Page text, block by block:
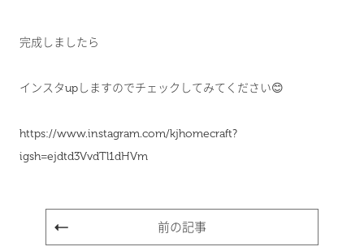
完成しましたら
インスタupしますのでチェックしてみてください😊
https://www.instagram.com/kjhomecraft?
igsh=ejdtd3VvdTl1dHVm
前の記事